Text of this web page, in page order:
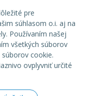
pre
súhlasom o.i. aj na
Používaním našej
všetkých súborov
cookie.
ovplyvniť určité
731
328